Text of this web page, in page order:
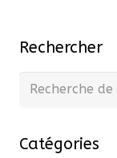
Rechercher
Recherche
Catégories